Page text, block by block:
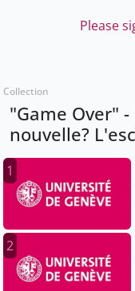
Please
Collection
"Game Over"
nouvelle?
1
2